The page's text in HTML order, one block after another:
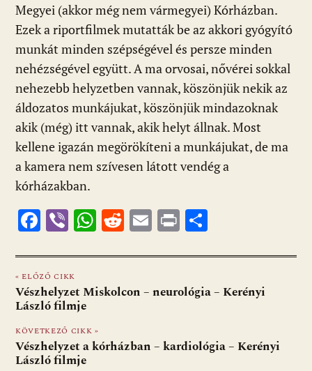
Megyei (akkor még nem vármegyei) Kórházban.
Ezek a riportfilmek mutatták be az akkori gyógyító
munkát minden szépségével és persze minden
nehézségével együtt. A ma orvosai, nővérei sokkal
nehezebb helyzetben vannak, köszönjük nekik az
áldozatos munkájukat, köszönjük mindazoknak
akik (még) itt vannak, akik helyt állnak. Most
kellene igazán megörökíteni a munkájukat, de ma
a kamera nem szívesen látott vendég a
kórházakban.
F
e
b
o
o
k
Vi
er
W
at
s
p
p
R
d
di
E
ai
l
Pr
t za
m
« ELŐZŐ CIKK
Vészhelyzet Miskolcon – neurológia – Kerényi
László filmje
KÖVETKEZŐ CIKK »
Vészhelyzet a kórházban – kardiológia – Kerényi
László filmje